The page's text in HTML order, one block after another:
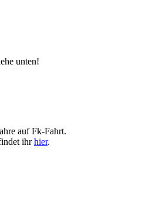
unten!
auf Fk-Fahrt.
ihrhier.